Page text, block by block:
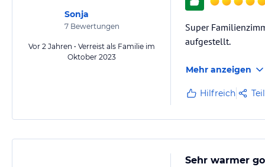
Sonja
7Bewertungen
Vor 2 Jahren • Verreist als Familie im
Oktober 2023
Super
aufgestellt.
Mehr anzeigen
Hilfreich
Sehr warmer